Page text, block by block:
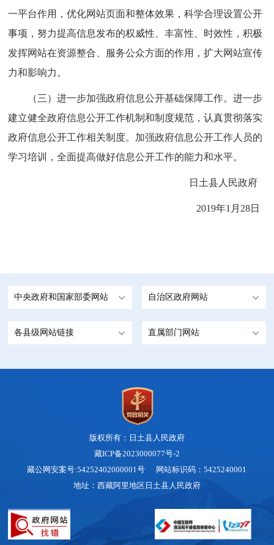
一平台作用，优化网站页面和整体效果，科学合理设置公开
事项，努力提高信息发布的权威性、丰富性、时效性，积极
发挥网站在资源整合、服务公众方面的作用，扩大网站宣传
力和影响力。
（三）进一步加强政府信息公开基础保障工作。进一步
建立健全政府信息公开工作机制和制度规范，认真贯彻落实
政府信息公开工作相关制度。加强政府信息公开工作人员的
学习培训，全面提高做好信息公开工作的能力和水平。
日土县人民政府
2019年1月28日
中央政府和国家部委网站 自治区政府网站
各县级网站链接 直属部门网站
版权所有：日土县人民政府
藏ICP备2023000077号-2
藏公网安案号:54252402000001号 网站标识码：5425240001
地址：西藏阿里地区日土县人民政府